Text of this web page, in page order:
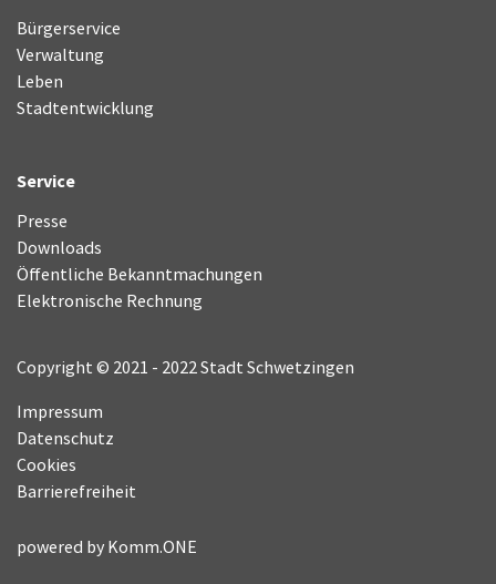
Bürgerservice
Verwaltung
Leben
Stadtentwicklung
Service
Presse
Downloads
Öffentliche Bekanntmachungen
Elektronische Rechnung
Copyright © 2021 - 2022 Stadt Schwetzingen
Impressum
Datenschutz
Cookies
Barrierefreiheit
powered by Komm.ONE